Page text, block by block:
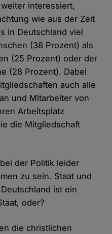
interessiert,
wie aus der Zeit
in Deutschland viel
(38 Prozent) als
(25 Prozent) oder der
(28 Prozent). Dabei
auch alle
und Mitarbeiter von
Arbeitsplatz
die Mitgliedschaft
der Politik leider
zu sein. Staat und
ist ein
oder?
die christlichen